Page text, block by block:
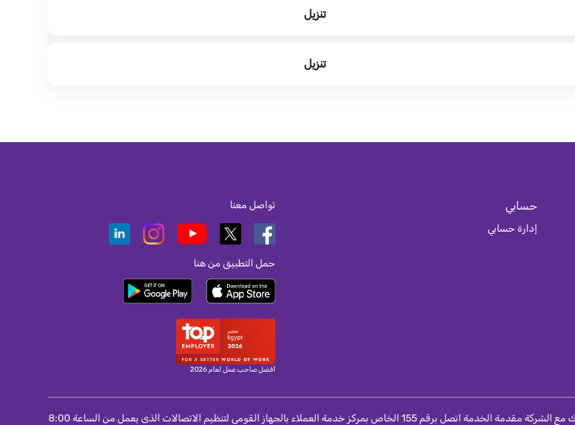
تنزيل
تنزيل
حسابي
إدارة حسابي
تواصل معنا
حمل التطبيق من هنا
أفضل صاحب عمل لعام 2026
لمستخدمى المحمول و الانترنت و التليفون الثابت : اذا لم تتمكن من حل مشكلة واجهتك مع الشركة مقدمة الخدمة اتصل برقم 155 الخاص بمركز خدمة العملاء بالجهاز القومى لتنظيم الاتصالات الذى يعمل من الساعة 8:00